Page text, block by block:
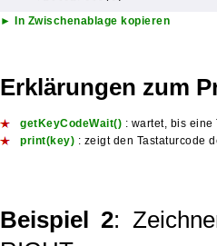
► In Zwischenablage kopieren
Erklärungen zum
getKeyCodeWait() : wartet, bis eine
print(key) : zeigt den Tastaturcode
Beispiel 2: